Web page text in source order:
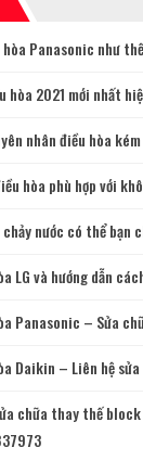
Panasonic như
hòa 2021 mới nhất
nhân điều hòa
hòa phù hợp với
chảy nước có thể
LG và hướng dẫn
Panasonic – Sửa
Daikin – Liên hệ
chữa thay thế